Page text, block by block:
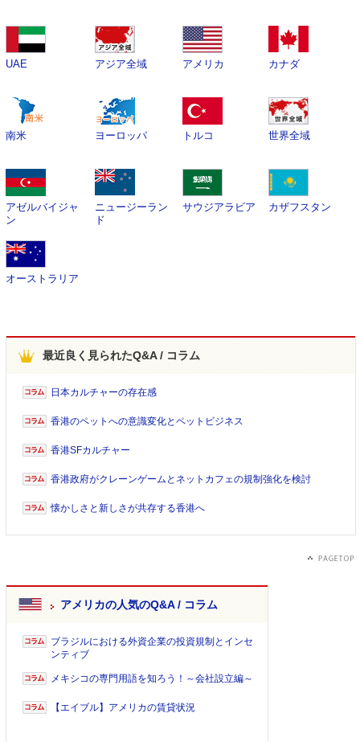
UAE アジア全域 アメリカ カナダ
南米 ヨーロッパ トルコ 世界全域
アゼルバイジャ
ン
ニュージーラン
ド
サウジアラビア カザフスタン
オーストラリア
最近良く見られたQ&A / コラム
日本カルチャーの存在感
香港のペットへの意識変化とペットビジネス
香港SFカルチャー
香港政府がクレーンゲームとネットカフェの規制強化を検討
懐かしさと新しさが共存する香港へ
アメリカの人気のQ&A / コラム
ブラジルにおける外資企業の投資規制とインセ
ンティブ
メキシコの専門用語を知ろう！～会社設立編～
【エイブル】アメリカの賃貸状況